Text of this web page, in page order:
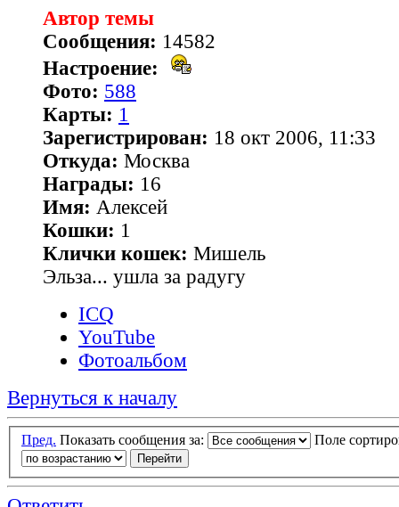
Автор темы
Сообщения: 14582
Настроение:
Фото: 588
Карты: 1
Зарегистрирован: 18 окт 2006, 11:33
Откуда: Москва
Награды: 16
Имя: Алексей
Кошки: 1
Клички кошек: Мишель
Эльза... ушла за радугу
ICQ
YouTube
Фотоальбом
Вернуться к началу
Пред. Показать сообщения за: Поле